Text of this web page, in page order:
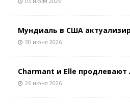
Мундиаль в США
30 июня 2026
Charmant и Elle продлевают
26 июня 2026